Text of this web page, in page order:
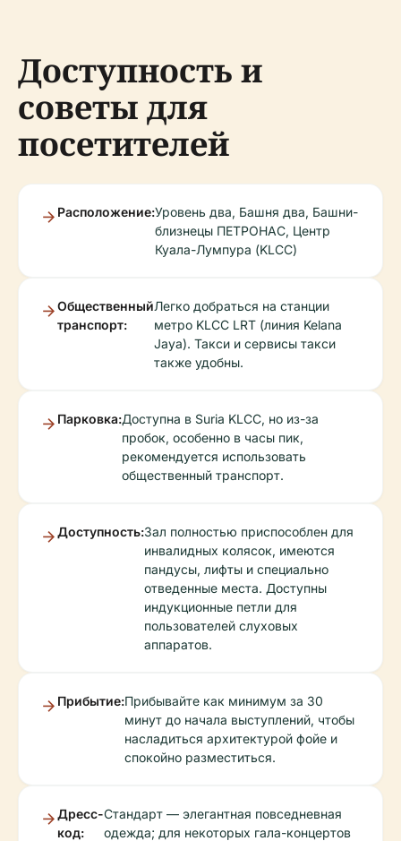
Доступность и
советы для
посетителей
Расположение:Уровень два, Башня два, Башни-
близнецы ПЕТРОНАС, Центр
Куала-Лумпура (KLCC)
Общественный
транспорт:
Легко добраться на станции
метро KLCC LRT (линия Kelana
Jaya). Такси и сервисы такси
также удобны.
Парковка:Доступна в Suria KLCC, но из-за
пробок, особенно в часы пик,
рекомендуется использовать
общественный транспорт.
Доступность:Зал полностью приспособлен для
инвалидных колясок, имеются
пандусы, лифты и специально
отведенные места. Доступны
индукционные петли для
пользователей слуховых
аппаратов.
Прибытие:Прибывайте как минимум за 30
минут до начала выступлений, чтобы
насладиться архитектурой фойе и
спокойно разместиться.
Дресс-
код:
Стандарт — элегантная повседневная
одежда; для некоторых гала-концертов